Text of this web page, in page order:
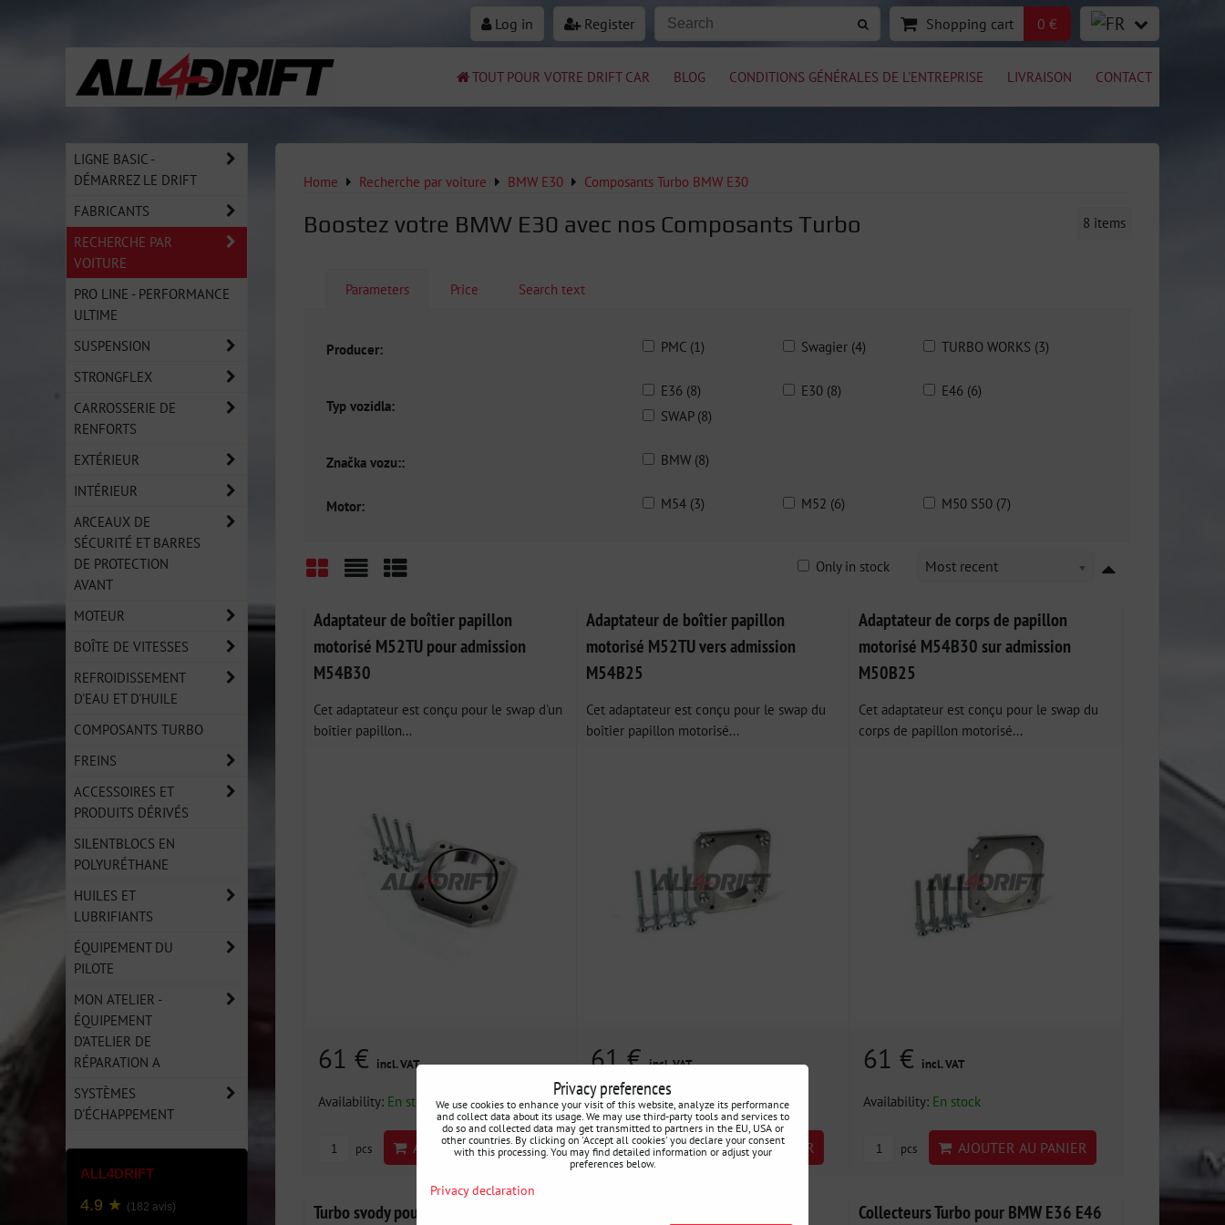
Log in Register Shopping cart 0 €
TOUT POUR VOTRE DRIFT CAR BLOG CONDITIONS GÉNÉRALES DE L'ENTREPRISE LIVRAISON CONTACT
Home Recherche par voiture BMW E30 Composants Turbo BMW E30
Boostez votre BMW E30 avec nos Composants Turbo 8 items
Parameters Price Search text
Producer: PMC (1) Swagier (4) TURBO WORKS (3)
Typ vozidla:
E36 (8) E30 (8)
E46 (6)
SWAP (8)
Značka vozu:: BMW (8)
Motor: M54 (3) M52 (6) M50 S50 (7)
Most recent
Only in stock
Adaptateur de boîtier papillon
motorisé M52TU pour admission
M54B30
Cet adaptateur est conçu pour le swap d'un
boîtier papillon...
61 € incl. VAT
Availability: En stock
pcs AJOUTER AU PANIER
Adaptateur de boîtier papillon
motorisé M52TU vers admission
M54B25
Cet adaptateur est conçu pour le swap du
boîtier papillon motorisé...
61 €incl. VAT
Availability:En stock
pcs AJOUTER AU PANIER
Adaptateur de corps de papillon
motorisé M54B30 sur admission
M50B25
Cet adaptateur est conçu pour le swap du
corps de papillon motorisé...
61 € incl. VAT
Availability: En stock
pcs AJOUTER AU PANIER
Turbo svody pour BMW E36 E46 M50,
Collecteurs Turbo pour BMW E36 E46
LIGNE BASIC -
DÉMARREZ LE DRIFT
FABRICANTS
RECHERCHE PAR
VOITURE
PRO LINE - PERFORMANCE
ULTIME
SUSPENSION
STRONGFLEX
CARROSSERIE DE
RENFORTS
EXTÉRIEUR
INTÉRIEUR
ARCEAUX DE
SÉCURITÉ ET BARRES
DE PROTECTION
AVANT
MOTEUR
BOÎTE DE VITESSES
REFROIDISSEMENT
D'EAU ET D'HUILE
COMPOSANTS TURBO
FREINS
ACCESSOIRES ET
PRODUITS DÉRIVÉS
SILENTBLOCS EN
POLYURÉTHANE
HUILES ET
LUBRIFIANTS
ÉQUIPEMENT DU
PILOTE
MON ATELIER -
ÉQUIPEMENT
D'ATELIER DE
RÉPARATION A
SYSTÈMES
D'ÉCHAPPEMENT
ALL4DRIFT
4.9 ★ (182 avis)
Privacy preferences
We use cookies to enhance your visit of this website, analyze its performance
and collect data about its usage. We may use third-party tools and services to
do so and collected data may get transmitted to partners in the EU, USA or
other countries. By clicking on 'Accept all cookies' you declare your consent
with this processing. You may find detailed information or adjust your
preferences below.
Privacy declaration